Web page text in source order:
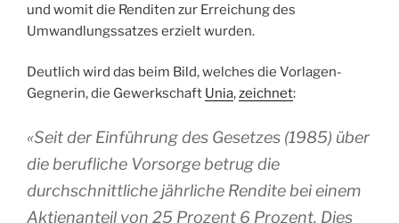
und womit die Renditen zur Erreichung des
Umwandlungssatzes erzielt wurden.
Deutlich wird das beim Bild, welches die Vorlagen-
Gegnerin, die Gewerkschaft Unia,zeichnet:
«Seit der Einführung des Gesetzes (1985) über
die berufliche Vorsorge betrug die
durchschnittliche jährliche Rendite bei einem
Aktienanteil von 25 Prozent 6 Prozent. Dies